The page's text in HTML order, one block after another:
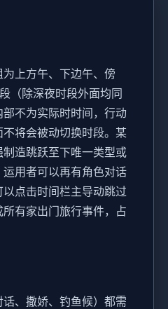
上方午、下边午、傍
（除深夜时段外面均同
部不为实际时时间，行动
将会被动切换时段。 某
造跳跃至下唯一类型或
运用者可以再有角色对话
点击时间栏主导动跳过
有家出门旅行事件，占
、撒娇、钓鱼候）都需